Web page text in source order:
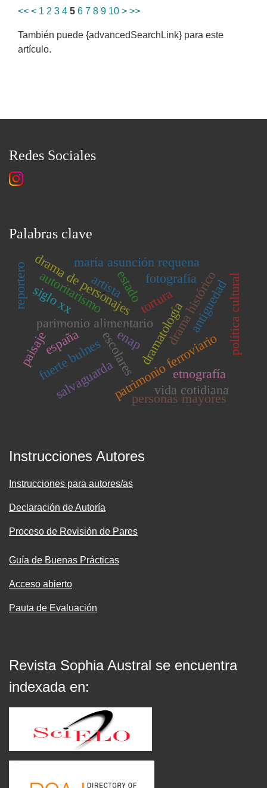
<< < 1 2 3 4 5 6 7 8 9 10 > >>
También puede {advancedSearchLink} para este
artículo.
Redes Sociales
Palabras clave
escolares
parimonio alimentario
patrimonio ferroviario
dramatología
drama de personajes drama histórico
maría asunción requena
fuerte bulnes
personas mayores
salvaguarda
antiguedad
estado
autoritarismo política cultural
fotografía
siglo xx
españa
etnografía
paisaje enap
vida cotidiana
reportero tortura
artista
Instrucciones Autores
Instrucciones para autores/as
Declaración de Autoría
Proceso de Revisión de Pares
Guía de Buenas Prácticas
Acceso abierto
Pauta de Evaluación
Revista Sophia Austral se encuentra
indexada en: